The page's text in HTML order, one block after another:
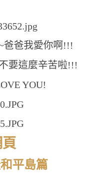
爸爸我愛你啊!!!
要這麼辛苦啦!!!
YOU!
平島篇